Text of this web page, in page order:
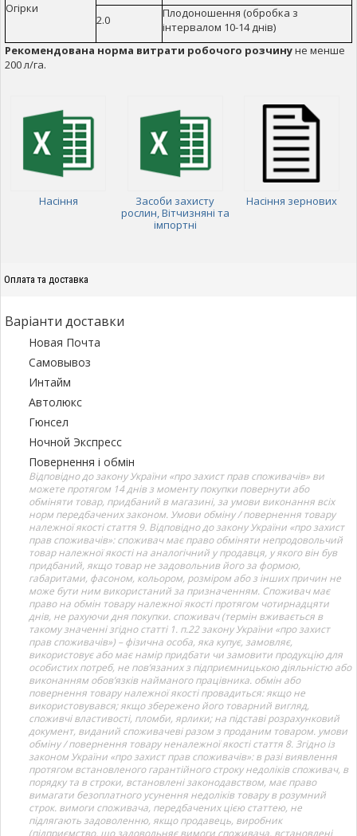
Огірки
2.0
Плодоношення (обробка з
інтервалом 10-14 днів)
Рекомендована норма витрати робочого розчинуне менше
200 л/га.
Насіння
Засоби захисту
рослин, Вітчизняні та
імпортні
Насіння зернових
Оплата та доставка
Варіанти доставки
Новая Почта
Самовывоз
Интайм
Автолюкс
Гюнсел
Ночной Экспресс
Повернення і обмін
Відповідно до закону України «про захист прав споживачів» ви
можете протягом 14 днів з моменту покупки повернути або
обміняти товар, придбаний в магазині, за умови виконання всіх
норм передбачених законом. Умови обміну / повернення товару
належної якості стаття 9. Відповідно до закону України «про захист
прав споживачів»: споживач має право обміняти непродовольчий
товар належної якості на аналогічний у продавця, у якого він був
придбаний, якщо товар не задовольнив його за формою,
габаритами, фасоном, кольором, розміром або з інших причин не
може бути ним використаний за призначенням. Споживач має
право на обмін товару належної якості протягом чотирнадцяти
днів, не рахуючи дня покупки. споживач (термін вживається в
такому значенні згідно статті 1. п.22 закону України «про захист
прав споживачів») – фізична особа, яка купує, замовляє,
використовує або має намір придбати чи замовити продукцію для
особистих потреб, не пов’язаних з підприємницькою діяльністю або
виконанням обов’язків найманого працівника. обмін або
повернення товару належної якості провадиться: якщо не
використовувався; якщо збережено його товарний вигляд,
споживчі властивості, пломби, ярлики; на підставі розрахунковий
документ, виданий споживачеві разом з проданим товаром. умови
обміну / повернення товару неналежної якості стаття 8. Згідно із
законом України «про захист прав споживачів»: в разі виявлення
протягом встановленого гарантійного строку недоліків споживач, в
порядку та в строки, встановлені законодавством, має право
вимагати безоплатного усунення недоліків товару в розумний
строк. вимоги споживача, передбачених цією статтею, не
підлягають задоволенню, якщо продавець, виробник
(підприємство, що задовольняє вимоги споживача, встановлені